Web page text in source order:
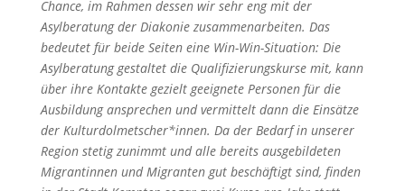
Chance, im Rahmen dessen wir sehr eng mit der
Asylberatung der Diakonie zusammenarbeiten. Das
bedeutet für beide Seiten eine Win-Win-Situation: Die
Asylberatung gestaltet die Qualifizierungskurse mit, kann
über ihre Kontakte gezielt geeignete Personen für die
Ausbildung ansprechen und vermittelt dann die Einsätze
der Kulturdolmetscher*innen. Da der Bedarf in unserer
Region stetig zunimmt und alle bereits ausgebildeten
Migrantinnen und Migranten gut beschäftigt sind, finden